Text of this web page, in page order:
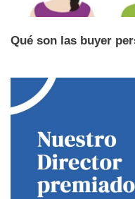
Qué son las buyer